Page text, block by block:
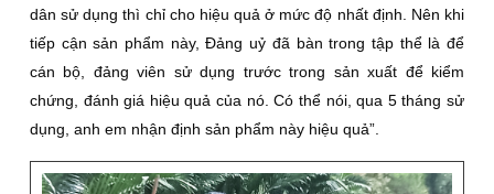
dân sử dụng thì chỉ cho hiệu quả ở mức độ nhất định. Nên khi
tiếp cận sản phẩm này, Ðảng uỷ đã bàn trong tập thể là để
cán bộ, đảng viên sử dụng trước trong sản xuất để kiểm
chứng, đánh giá hiệu quả của nó. Có thể nói, qua 5 tháng sử
dụng, anh em nhận định sản phẩm này hiệu quả”.